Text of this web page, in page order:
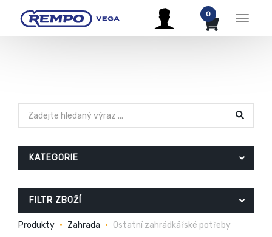
Menu
0
KATEGORIE
FILTR ZBOŽÍ
Produkty Zahrada Ostatní zahrádkářské potřeby